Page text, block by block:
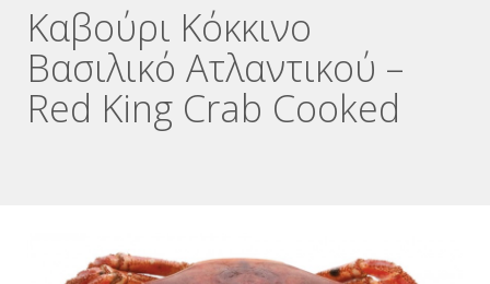
Καβούρι Κόκκινο
Βασιλικό Ατλαντικού –
Red King Crab Cooked